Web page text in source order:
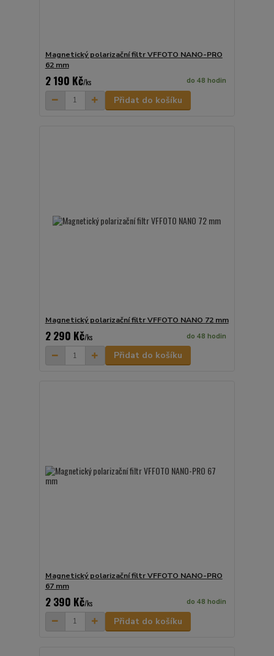
Magnetický polarizační filtr VFFOTO NANO-PRO
62 mm
2 190 Kč/ks do 48 hodin
Přidat do košíku
Magnetický polarizační filtr VFFOTO NANO 72 mm
2 290 Kč/ks do 48 hodin
Přidat do košíku
Magnetický polarizační filtr VFFOTO NANO-PRO
67 mm
2 390 Kč/ks do 48 hodin
Přidat do košíku